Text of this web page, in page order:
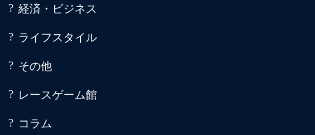
経済・ビジネス
ライフスタイル
その他
レースゲーム館
コラム